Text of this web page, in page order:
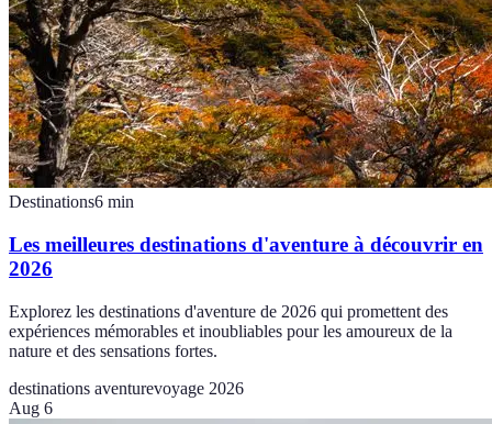
Destinations6 min
Les meilleures destinations d'aventure à découvrir en
2026
Explorez les destinations d'aventure de 2026 qui promettent des
expériences mémorables et inoubliables pour les amoureux de la
nature et des sensations fortes.
destinations aventurevoyage 2026
Aug 6